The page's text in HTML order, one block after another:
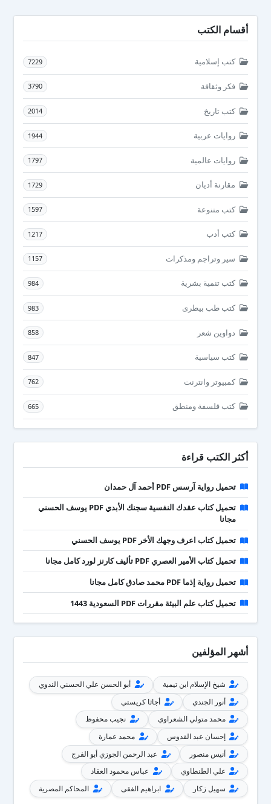
أقسام الكتب
كتب إسلامية 7229
فكر وثقافة 3790
كتب تاريخ 2014
روايات عربية 1944
روايات عالمية 1797
مقارنة أديان 1729
كتب متنوعة 1597
كتب أدب 1217
سير وتراجم ومذكرات 1157
كتب تنمية بشرية 984
كتب طب بيطرى 983
دواوين شعر 858
كتب سياسية 847
كمبيوتر وانترنت 762
كتب فلسفة ومنطق 665
أكثر الكتب قراءة
تحميل رواية آرسس PDF أحمد آل حمدان
تحميل كتاب عقدك النفسية سجنك الأبدي PDF يوسف الحسني
مجانا
تحميل كتاب اعرف وجهك الأخر PDF يوسف الحسني
تحميل كتاب الأمير العصري PDF تأليف كارنز لورد كامل مجانا
تحميل رواية إذما PDF محمد صادق كامل مجانا
تحميل كتاب علم البيئة مقررات PDF السعودية 1443
أشهر المؤلفين
شيخ الإسلام ابن تيمية
أبو الحسن علي الحسني الندوي
أنور الجندي
أجاثا كريستي
محمد متولي الشعراوي
نجيب محفوظ
إحسان عبد القدوس
محمد عمارة
أنيس منصور
عبد الرحمن الجوزي أبو الفرج
علي الطنطاوي
عباس محمود العقاد
سهيل زكار
ابراهيم الفقى المحاكم المصرية